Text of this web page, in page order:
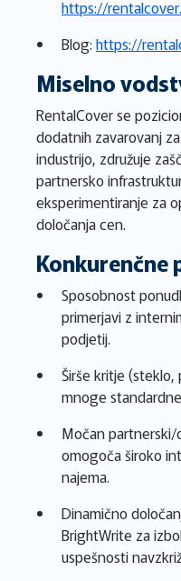
https://
Blog: https://
Miselno
RentalCover se
dodatnih zavarovanj
industrijo, združuje
partnersko
eksperimentiranje za
določanja cen.
Konkurenčne
Sposobnost
primerjavi z
podjetij.
Širše kritje
mnoge
Močan partnerski/
omogoča široko
najema.
Dinamično
BrightWrite za
uspešnosti